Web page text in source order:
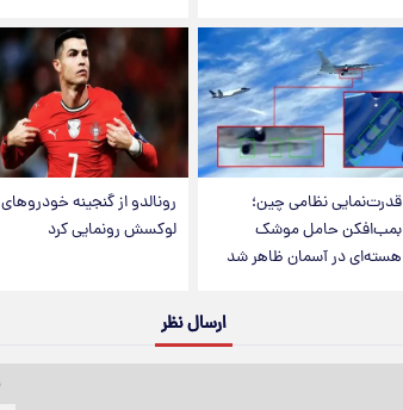
قدرت‌نمایی نظامی چین؛
بمب‌افکن حامل موشک
هسته‌ای در آسمان ظاهر شد
رونالدو از گنجینه خودروهای
لوکسش رونمایی کرد
ارسال نظر